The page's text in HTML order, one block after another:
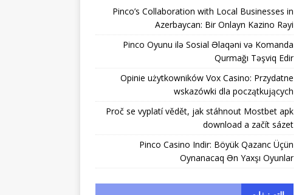
Pinco’s Collaboration with Local Businesses in
Azerbaycan: Bir Onlayn Kazino Rəyi
Pinco Oyunu ilə Sosial Əlaqəni və Komanda
Qurmağı Təşviq Edir
Opinie użytkowników Vox Casino: Przydatne
wskazówki dla początkujących
Proč se vyplatí vědět, jak stáhnout Mostbet apk
download a začít sázet
Pinco Casino Indir: Böyük Qazanc Üçün
Oynanacaq Ən Yaxşı Oyunlar